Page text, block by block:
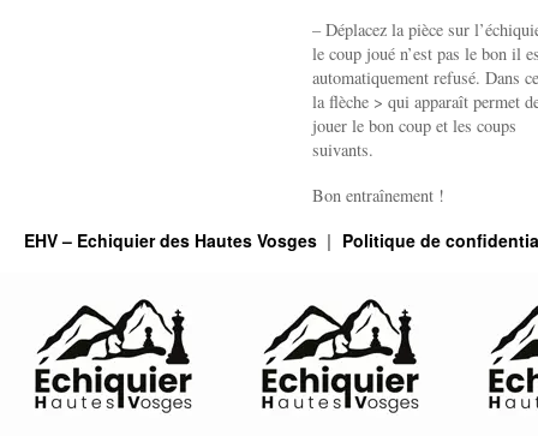
– Déplacez la pièce sur
le coup joué n’est pas le bon il
automatiquement refusé. Dans
la flèche > qui apparaît permet
jouer le bon coup et les coups
suivants.
Bon entraînement !
EHV – Echiquier des Hautes Vosges Politique de